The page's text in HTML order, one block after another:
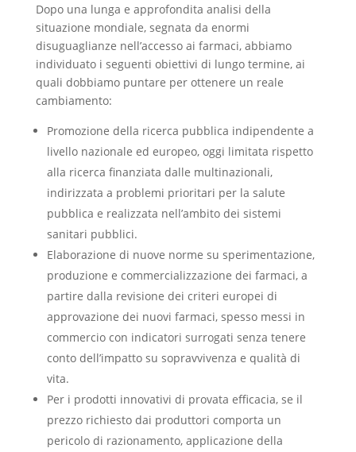
Dopo una lunga e approfondita analisi della
situazione mondiale, segnata da enormi
disuguaglianze nell’accesso ai farmaci, abbiamo
individuato i seguenti obiettivi di lungo termine, ai
quali dobbiamo puntare per ottenere un reale
cambiamento:
Promozione della ricerca pubblica indipendente a
livello nazionale ed europeo, oggi limitata rispetto
alla ricerca finanziata dalle multinazionali,
indirizzata a problemi prioritari per la salute
pubblica e realizzata nell’ambito dei sistemi
sanitari pubblici.
Elaborazione di nuove norme su sperimentazione,
produzione e commercializzazione dei farmaci, a
partire dalla revisione dei criteri europei di
approvazione dei nuovi farmaci, spesso messi in
commercio con indicatori surrogati senza tenere
conto dell’impatto su sopravvivenza e qualità di
vita.
Per i prodotti innovativi di provata efficacia, se il
prezzo richiesto dai produttori comporta un
pericolo di razionamento, applicazione della